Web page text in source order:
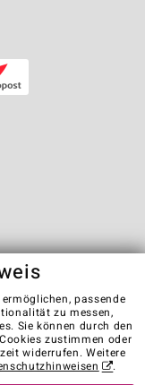
Impressum
passende
zu messen,
Sie können durch den
zustimmen oder
widerrufen. Weitere
.